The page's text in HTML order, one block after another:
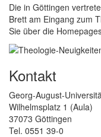
Die in Göttingen
Brett am Eingang zum
Sie über die
Kontakt
Georg-August-
Wilhelmsplatz 1 (Aula)
37073 Göttingen
Tel. 0551 39-0